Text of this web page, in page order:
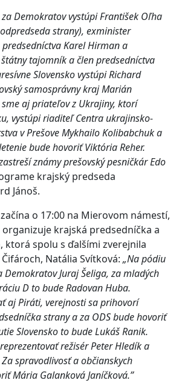
za Demokratov vystúpi František Oľha
strany), exminister
Karel Hirman a
tajomník a člen predsedníctva
Slovensko vystúpi Richard
samosprávny kraj Marián
aj priateľov z Ukrajiny, ktorí
vystúpi riaditeľ Centra ukrajinsko-
v Prešove Mykhailo Kolibabchuk a
bude hovoriť Viktória Reher.
známy prešovský pesničkár Edo
krajský predseda
Jánoš.
o 17:00 na Mierovom námestí,
krajská predsedníčka a
ktorá spolu s ďalšími zverejnila
Natália Svítková:„Na pódiu
Demokratov Juraj Šeliga, za mladých
D to bude Radovan Huba.
aj Piráti, verejnosti sa prihovorí
strany a za ODS bude hovoriť
Slovensko to bude Lukáš Ranik.
režisér Peter Hledík a
spravodlivosť a občianskych
Mária Galanková Janíčková.”